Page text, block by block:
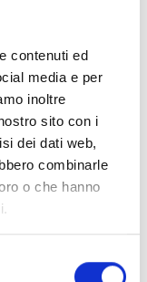
contenuti ed
media e per
inoltre
sito con i
dei dati web,
combinarle
o che hanno